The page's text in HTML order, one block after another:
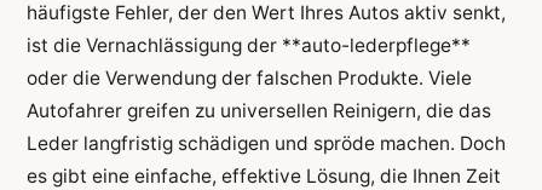
häufigste Fehler, der den Wert Ihres Autos aktiv senkt,
ist die Vernachlässigung der **auto-lederpflege**
oder die Verwendung der falschen Produkte. Viele
Autofahrer greifen zu universellen Reinigern, die das
Leder langfristig schädigen und spröde machen. Doch
es gibt eine einfache, effektive Lösung, die Ihnen Zeit